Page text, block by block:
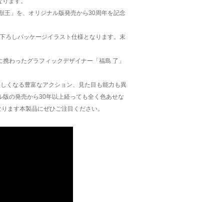
王」を、オリジナル版発売から30周年を記念
ろしパッケージイラスト仕様となります。末
わったグラフィックデザイナー「福島 了」
くなる豊富なアクション、見た目も能力も異
の発売から30年以上経っても全く色あせな
ます本製品にぜひご注目ください。